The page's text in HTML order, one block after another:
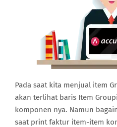
Pada saat kita menjual item
akan terlihat baris Item
komponen nya. Namun
saat print faktur item-item